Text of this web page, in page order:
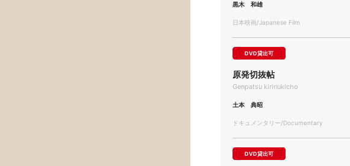
黒木 和雄
日本映画/Japanese Film
DVD貸出可
原発切抜帖
Genpatsu kirinukicho
土本 典昭
ドキュメンタリー/Documentary
DVD貸出可